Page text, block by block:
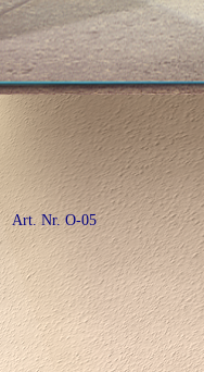
Art. Nr. O-05